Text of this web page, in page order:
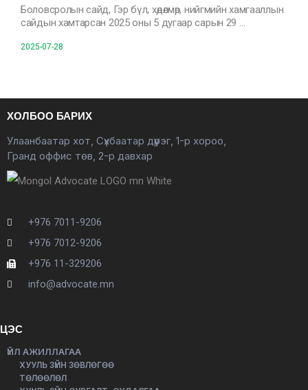
Боловсролын сайд, Гэр бүл, хөдөлмөр, нийгмийн хамгааллын
сайдын хамтарсан 2025 оны 5 дугаар сарын 29 …
2025-07-28
ХОЛБОО БАРИХ
Улаанбаатар хот, Сүхбаатар дүүрэг, 1-р хороо,
Гранд оффис төв, 2-р давхар
+976 7011-9206
+976 7012-9206
+976 11-329206
info@advocate.mn
ЦЭС
ҮЙЛ АЖИЛЛАГАА
ХУУЛЬ ЗҮЙН ЗӨВЛӨГӨӨ
ТӨЛӨӨЛӨЛ